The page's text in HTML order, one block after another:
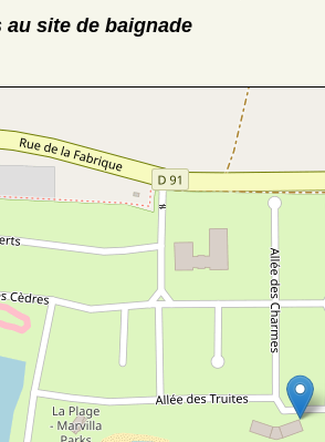
au site de baignade